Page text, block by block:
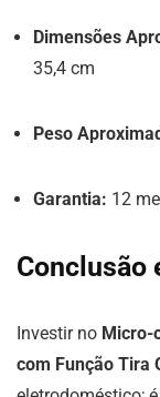
Dimensões
35,4 cm
Peso
Garantia: 12
Conclusão
Investir no Micro-
com Função Tira